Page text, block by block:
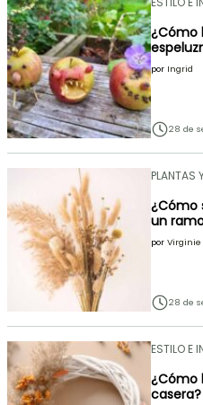
¿Cómo
por Ingrid
28 de
PLANTAS
¿Cómo
un
por Virginie
28 de
ESTILO E
¿Cómo
casera?